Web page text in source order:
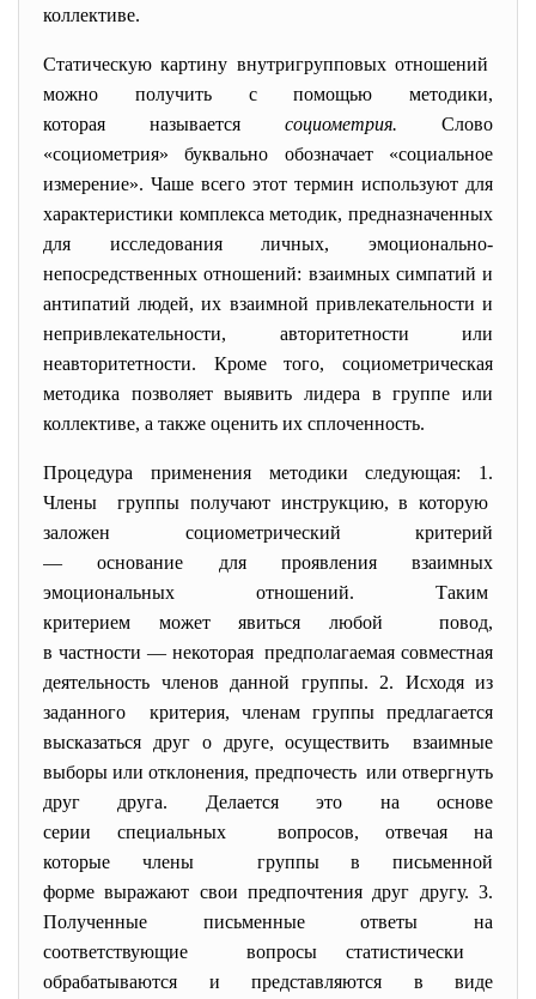
коллективе.
Статическую картину внутригрупповых отношений
можно получить с помощью методики,
которая называется социометрия. Слово
«социометрия» буквально обозначает «социальное
измерение». Чаше всего этот термин используют для
характеристики комплекса методик, предназначенных
для исследования личных, эмоционально-
непосредственных отношений: взаимных симпатий и
антипатий людей, их взаимной привлекательности и
непривлекательности, авторитетности или
неавторитетности. Кроме того, социометрическая
методика позволяет выявить лидера в группе или
коллективе, а также оценить их сплоченность.
Процедура применения методики следующая: 1.
Члены группы получают инструкцию, в которую
заложен социометрический критерий
— основание для проявления взаимных
эмоциональных отношений. Таким
критерием может явиться любой повод,
в частности — некоторая предполагаемая совместная
деятельность членов данной группы. 2. Исходя из
заданного критерия, членам группы предлагается
высказаться друг о друге, осуществить взаимные
выборы или отклонения, предпочесть или отвергнуть
друг друга. Делается это на основе
серии специальных вопросов, отвечая на
которые члены группы в письменной
форме выражают свои предпочтения друг другу. 3.
Полученные письменные ответы на
соответствующие вопросы статистически
обрабатываются и представляются в виде